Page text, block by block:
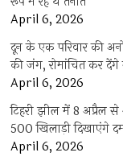
April 6, 2026
दून के एक परिवार की
की जंग, रोमांचित कर
April 6, 2026
टिहरी झील में 8 अप्रैल
500 खिलाड़ी दिखाएंगे
April 6, 2026